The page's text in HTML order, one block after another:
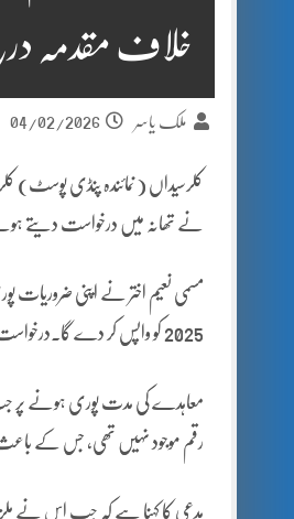
خلاف مقدمہ
ملک یاسر 04/02/2026
کلرسیداں ( نمائندہ پنڈی پوسٹ)
نے تھانہ میں درخواست دیتے
2025 کو واپس کر دے گا۔درخواست گزار کے مطابق ملزم نے رقم کی واپسی کی ضمانت کے طور پر ایک عدد دستخط شدہ چیک بھی دیا۔
معاہدے کی مدت پوری ہونے پر
رقم موجود نہیں تھی، جس کے
مدعی کا کہنا ہے کہ جب اس نے